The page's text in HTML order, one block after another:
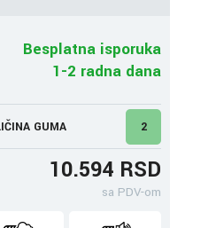
Besplatna isporuka
1-2 radna dana
GUMA 2
10.594 RSD
sa PDV-om